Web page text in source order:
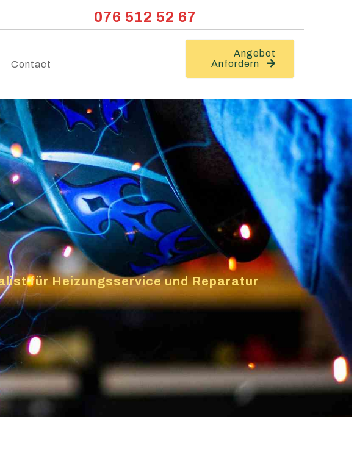
076 512 52 67
Contact
Angebot
Anfordern
für Heizungsservice und Reparatur